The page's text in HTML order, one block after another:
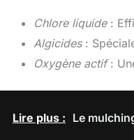
Chlore liquide:
Algicides:
Oxygène actif:
Lire plus : Le